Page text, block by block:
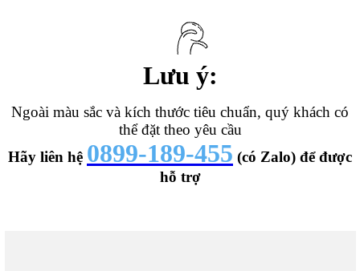
Lưu ý:
Ngoài màu sắc và kích thước tiêu chuẩn, quý khách có
thể đặt theo yêu cầu
Hãy liên hệ 0899-189-455 (có Zalo) để được
hỗ trợ